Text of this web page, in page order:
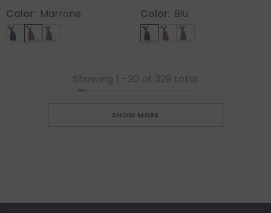
Color: Marrone Color: Blu
Showing 1 -20 of 329 total
SHOW MORE